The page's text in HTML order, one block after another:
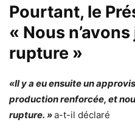
Pourtant, le
« Nous
rupture »
«Il y a eu ensuite un
production renforcée, et
rupture. »a-t-il déclaré